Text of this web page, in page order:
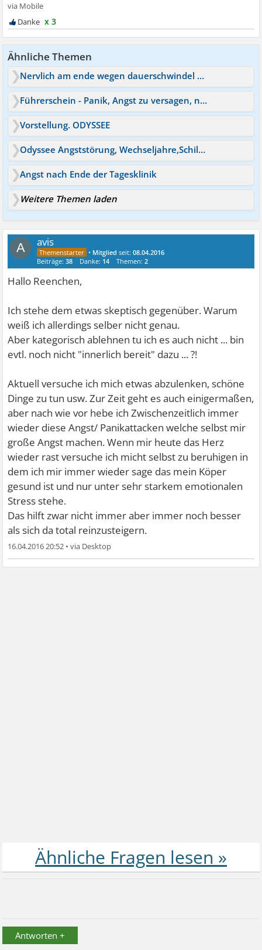
x 3
Ähnliche Themen
Nervlich am ende wegen dauerschwindel und herzrasen.
Führerschein - Panik, Angst zu versagen, nervlich am Ende
Vorstellung. ODYSSEE
Odyssee Angststörung, Wechseljahre,Schilddrüse, Escitalopram
Angst nach Ende der Tagesklinik
Weitere Themen laden
A avis
• Mitglied seit:08.04.2016
Beiträge:38 Danke: 14 Themen:2
Hallo Reenchen,
Ich stehe dem etwas skeptisch gegenüber. Warum
weiß ich allerdings selber nicht genau.
Aber kategorisch ablehnen tu ich es auch nicht ... bin
evtl. noch nicht "innerlich bereit" dazu ... ?!
Aktuell versuche ich mich etwas abzulenken, schöne
Dinge zu tun usw. Zur Zeit geht es auch einigermaßen,
aber nach wie vor hebe ich Zwischenzeitlich immer
wieder diese Angst/ Panikattacken welche selbst mir
große Angst machen. Wenn mir heute das Herz
wieder rast versuche ich micht selbst zu beruhigen in
dem ich mir immer wieder sage das mein Köper
gesund ist und nur unter sehr starkem emotionalen
Stress stehe.
Das hilft zwar nicht immer aber immer noch besser
als sich da total reinzusteigern.
16.04.2016 20:52 •
Antworten +